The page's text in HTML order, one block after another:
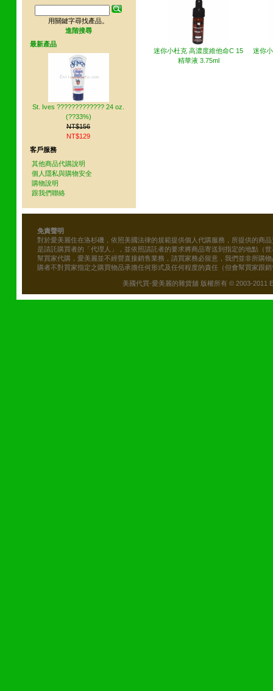
迷你小杜克 高濃度維他命C 15
精華液 3.75ml
迷你
用關鍵字尋找產品。
進階搜尋
最新產品
St. Ives ????????????? 24 oz.
(??33%)
NT$156
NT$129
客戶服務
其他商品代購說明
個人隱私與購物安全
購物說明
跟我們聯絡
免責聲明
對於愛美麗住在洛杉磯，依照美國法律的規範提供個人代購服務，所提供的商
是請託購買者的「代理人」，並依照請託者的要求將商品寄送到指定的地點（
幫買家代購，愛美麗並不經營直接銷售業務，請買家務必留意，我們並非所購
購者不對買家指定之購買物品承擔任何形式及任何程度的責任（但會幫買家跟
美國代買-愛美麗的雜貨舖 版權所有 © 2003-2011